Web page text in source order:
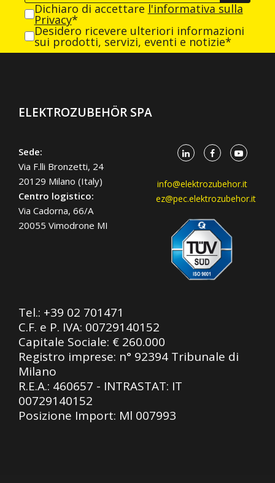
Dichiaro di accettare l'informativa sulla
Privacy*
Desidero ricevere ulteriori informazioni
sui prodotti, servizi, eventi e notizie*
ELEKTROZUBEHÖR SPA
Sede:
Via F.lli Bronzetti, 24
20129 Milano (Italy)
Centro logistico:
Via Cadorna, 66/A
20055 Vimodrone MI
info@elektrozubehor.it
ez@pec.elektrozubehor.it
Tel.: +39 02 701471
C.F. e P. IVA: 00729140152
Capitale Sociale: € 260.000
Registro imprese: n° 92394 Tribunale di
Milano
R.E.A.: 460657 - INTRASTAT: IT
00729140152
Posizione Import: Ml 007993